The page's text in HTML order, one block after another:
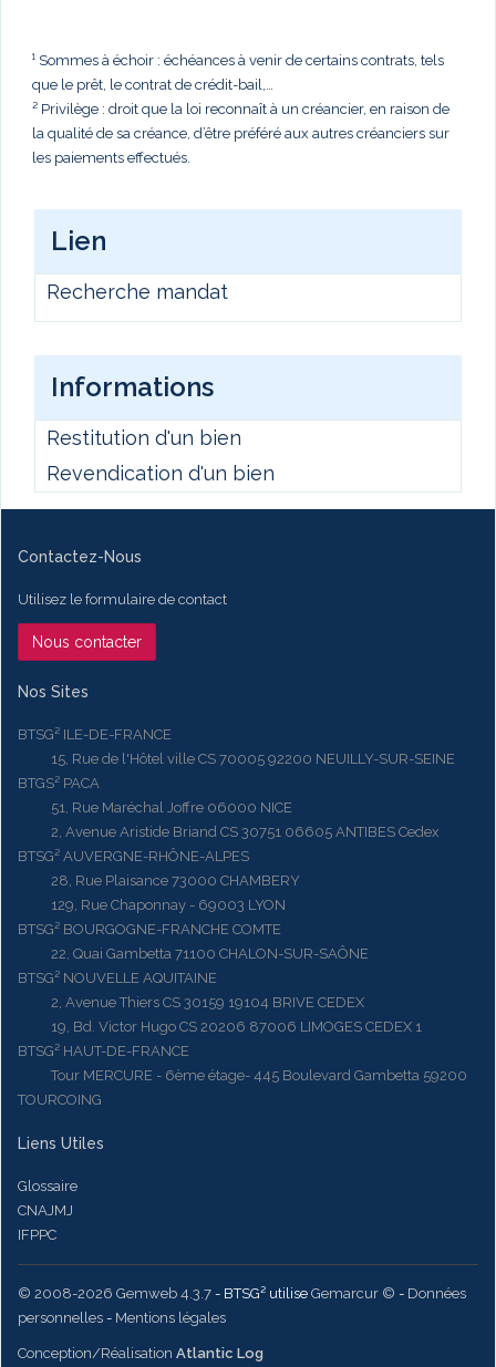
¹ Sommes à échoir : échéances à venir de certains contrats, tels
que le prêt, le contrat de crédit-bail,…
² Privilège : droit que la loi reconnaît à un créancier, en raison de
la qualité de sa créance, d’être préféré aux autres créanciers sur
les paiements effectués.
Lien
Recherche mandat
Informations
Restitution d'un bien
Revendication d'un bien
Contactez-Nous
Utilisez le formulaire de contact
Nous contacter
Nos Sites
BTSG² ILE-DE-FRANCE
15, Rue de l'Hôtel ville CS 70005 92200 NEUILLY-SUR-SEINE
BTGS² PACA
51, Rue Maréchal Joffre 06000 NICE
2, Avenue Aristide Briand CS 30751 06605 ANTIBES Cedex
BTSG² AUVERGNE-RHÔNE-ALPES
28, Rue Plaisance 73000 CHAMBERY
129, Rue Chaponnay - 69003 LYON
BTSG² BOURGOGNE-FRANCHE COMTE
22, Quai Gambetta 71100 CHALON-SUR-SAÔNE
BTSG² NOUVELLE AQUITAINE
2, Avenue Thiers CS 30159 19104 BRIVE CEDEX
19, Bd. Victor Hugo CS 20206 87006 LIMOGES CEDEX 1
BTSG² HAUT-DE-FRANCE
Tour MERCURE - 6ème étage- 445 Boulevard Gambetta 59200
TOURCOING
Liens Utiles
Glossaire
CNAJMJ
IFPPC
© 2008-2026 Gemweb 4.3.7 - BTSG² utilise Gemarcur © - Données
personnelles - Mentions légales
Conception/Réalisation Atlantic Log